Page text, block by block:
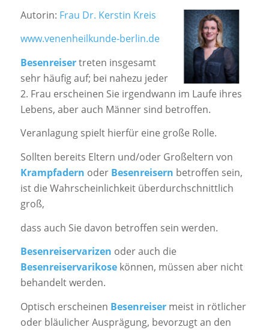
Autorin: Frau Dr. Kerstin Kreis
www.venenheilkunde-berlin.de
Besenreisertreten insgesamt
sehr häufig auf; bei nahezu jeder
2. Frau erscheinen Sie irgendwann im Laufe ihres
Lebens, aber auch Männer sind betroffen.
Veranlagung spielt hierfür eine große Rolle.
Sollten bereits Eltern und/oder Großeltern von
Krampfadern oder Besenreisern betroffen sein,
ist die Wahrscheinlichkeit überdurchschnittlich
groß,
dass auch Sie davon betroffen sein werden.
Besenreiservarizen oder auch die
Besenreiservarikosekönnen, müssen aber nicht
behandelt werden.
Optisch erscheinen Besenreisermeist in rötlicher
oder bläulicher Ausprägung, bevorzugt an den